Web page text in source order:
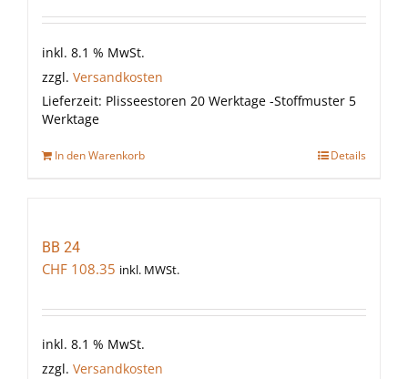
inkl. 8.1 % MwSt.
zzgl. Versandkosten
Lieferzeit: Plisseestoren 20 Werktage -Stoffmuster 5
Werktage
In den Warenkorb Details
BB 24
CHF 108.35 inkl. MWSt.
inkl. 8.1 % MwSt.
zzgl. Versandkosten